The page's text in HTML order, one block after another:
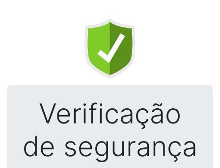
Verificação
de segurança